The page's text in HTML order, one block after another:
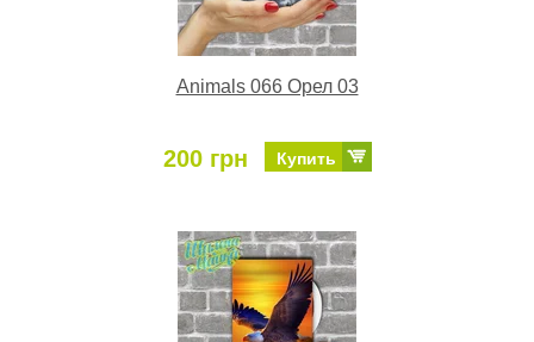
Animals 066 Орел 03
200 грн Купить